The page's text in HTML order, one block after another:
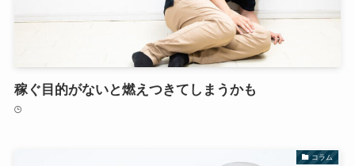
稼ぐ目的がないと燃えつきてしまうかも
コラム